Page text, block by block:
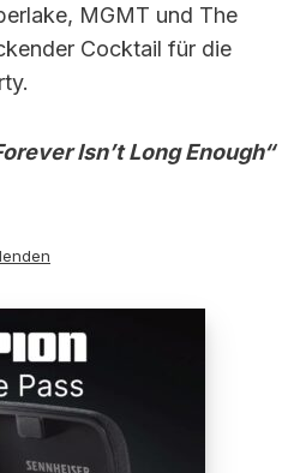
MGMT und The
Cocktail für die
Isn’t Long Enough“